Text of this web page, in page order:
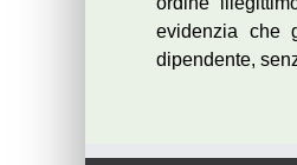
evidenzia che
dipendente,